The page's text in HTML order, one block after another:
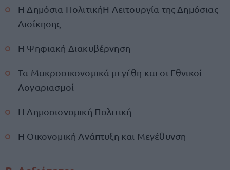
Η Δημόσια ΠολιτικήΗ Λειτουργία της Δημόσιας
Διοίκησης
Η Ψηφιακή Διακυβέρνηση
Τα Μακροοικονομικά μεγέθη και οι Εθνικοί
Λογαριασμοί
Η Δημοσιονομική Πολιτική
Η Οικονομική Ανάπτυξη και Μεγέθυνση